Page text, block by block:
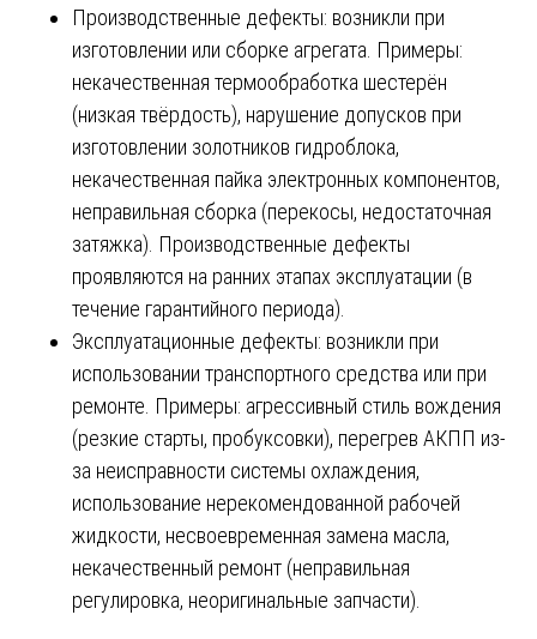
Производственные дефекты: возникли при
изготовлении или сборке агрегата. Примеры:
некачественная термообработка шестерён
(низкая твёрдость), нарушение допусков при
изготовлении золотников гидроблока,
некачественная пайка электронных компонентов,
неправильная сборка (перекосы, недостаточная
затяжка). Производственные дефекты
проявляются на ранних этапах эксплуатации (в
течение гарантийного периода).
Эксплуатационные дефекты: возникли при
использовании транспортного средства или при
ремонте. Примеры: агрессивный стиль вождения
(резкие старты, пробуксовки), перегрев АКПП из-
за неисправности системы охлаждения,
использование нерекомендованной рабочей
жидкости, несвоевременная замена масла,
некачественный ремонт (неправильная
регулировка, неоригинальные запчасти).